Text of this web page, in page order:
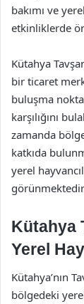
bakımı ve
etkinliklerde ön
Kütahya
bir ticaret
buluşma
karşılığını
zamanda
katkıda
yerel
Kütahya
Yerel
Kütahya’nın
bölgedeki